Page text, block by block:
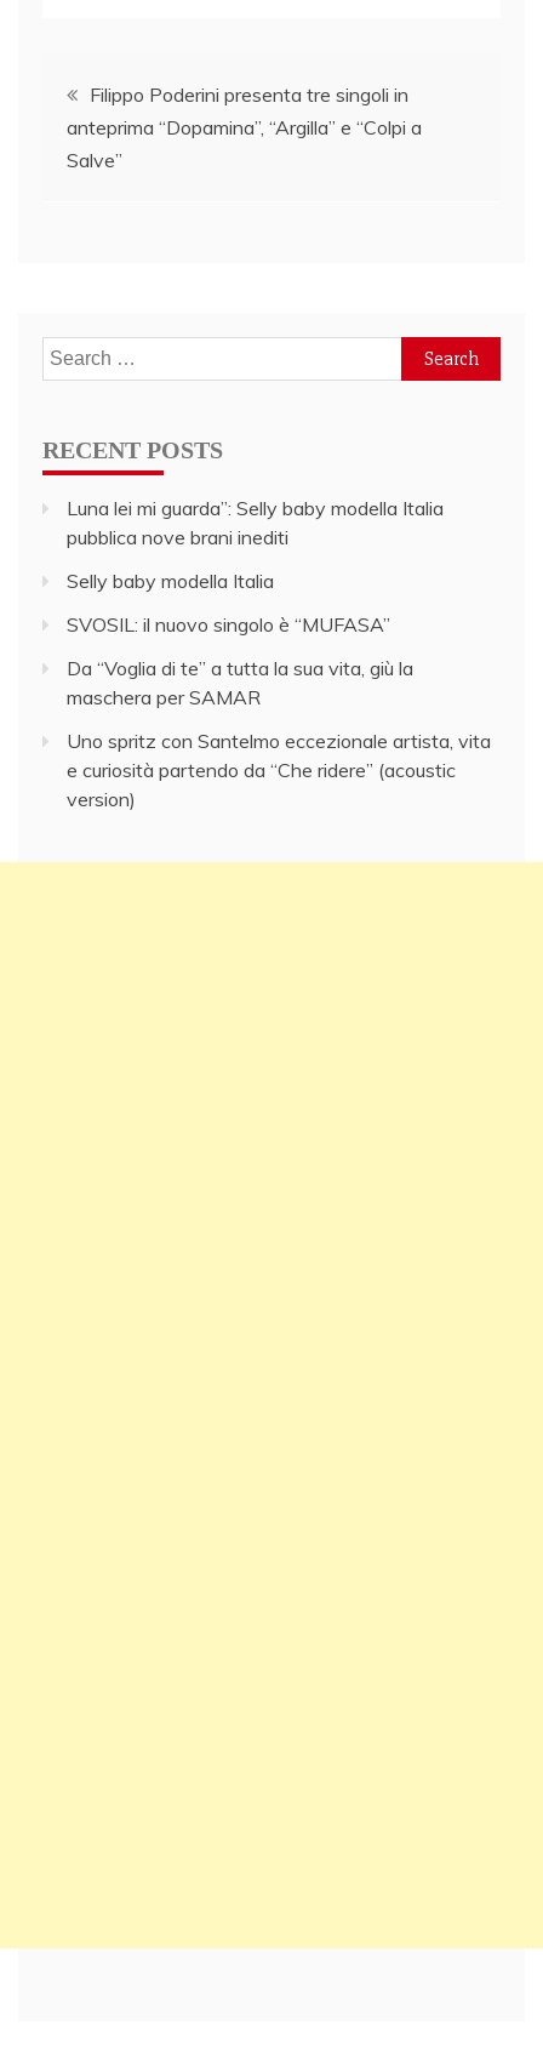
Post
navigation
Filippo Poderini presenta tre singoli in
anteprima “Dopamina”, “Argilla” e “Colpi a
Salve”
Search
for:
RECENT POSTS
Luna lei mi guarda”: Selly baby modella Italia
pubblica nove brani inediti
Selly baby modella Italia
SVOSIL: il nuovo singolo è “MUFASA”
Da “Voglia di te” a tutta la sua vita, giù la
maschera per SAMAR
Uno spritz con Santelmo eccezionale artista, vita
e curiosità partendo da “Che ridere” (acoustic
version)